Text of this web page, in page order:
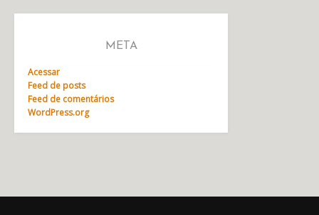
META
Acessar
Feed de posts
Feed de comentários
WordPress.org